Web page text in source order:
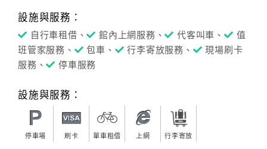
卡
訂
房
請
設施與服務：
自行車租借、 館內上網服務、 代客叫車、
值
班管家服務、
包車、 行李寄放服務、
現場刷卡
服務、
停車服務
設施與服務：
停車場 刷卡 單車租借 上網 行李寄放